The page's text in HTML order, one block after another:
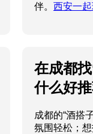
伴。 西安一
在成都
什么好
成都的“酒搭
氛围轻松；